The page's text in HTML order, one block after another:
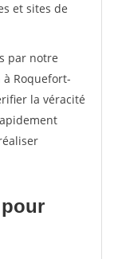
et sites de
par notre
Roquefort-
la véracité